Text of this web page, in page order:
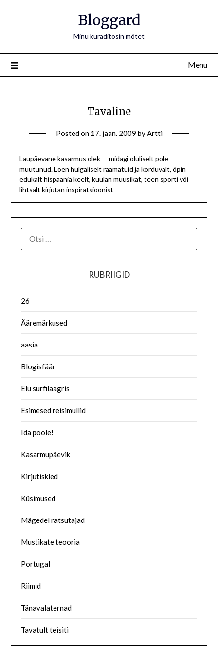
Bloggard
Minu kuraditosin mõtet
Menu
Tavaline
Posted on 17. jaan. 2009 byArtti
Laupäevane kasarmus olek — midagi oluliselt pole
muutunud. Loen hulgaliselt raamatuid ja korduvalt, õpin
edukalt hispaania keelt, kuulan muusikat, teen sporti või
lihtsalt kirjutan inspiratsioonist
RUBRIIGID
26
Ääremärkused
aasia
Blogisfäär
Elu surfilaagris
Esimesed reisimullid
Ida poole!
Kasarmupäevik
Kirjutiskled
Küsimused
Mägedel ratsutajad
Mustikate teooria
Portugal
Riimid
Tänavalaternad
Tavatult teisiti